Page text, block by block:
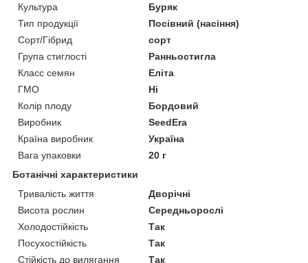
Культура
Буряк
Тип продукції
Посівний (насіння)
Сорт/Гібрид
сорт
Група стиглості
Ранньостигла
Класс семян
Еліта
ГМО
Ні
Колір плоду
Бордовий
Виробник
SeedEra
Країна виробник
Україна
Вага упаковки
20 г
Ботанічні характеристики
Тривалість життя
Дворічні
Висота рослин
Середньорослі
Холодостійкість
Так
Посухостійкість
Так
Стійкість до вилягання
Так